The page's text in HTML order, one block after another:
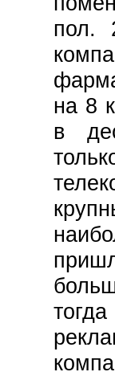
пол.
на 8
в